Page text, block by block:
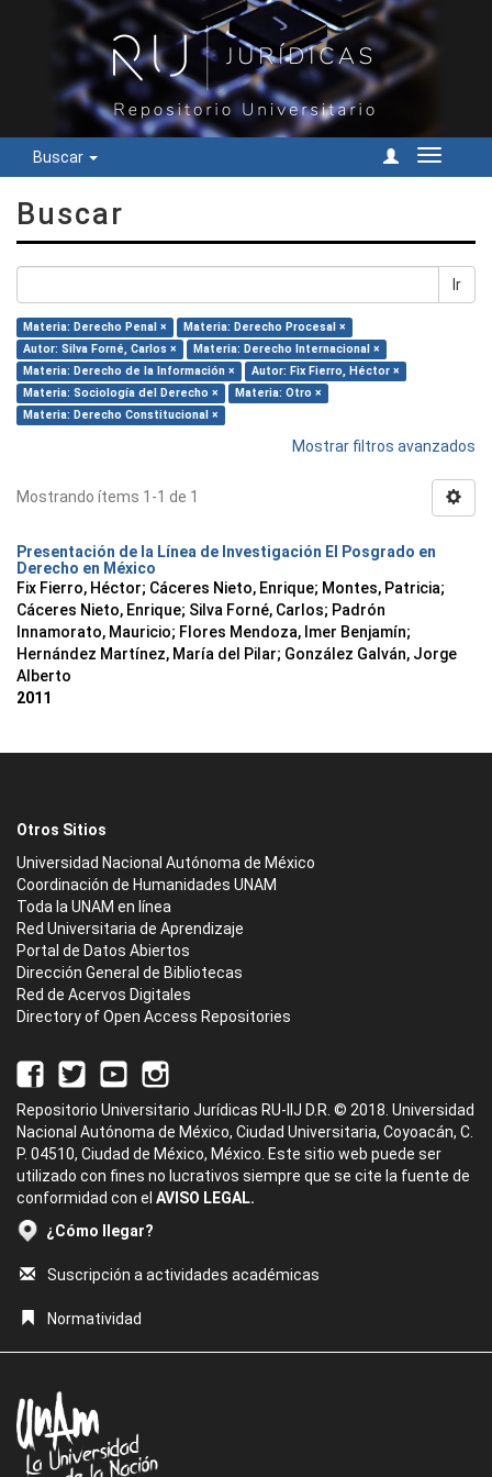
Buscar
Cambiar
Buscar
Ir
Materia: Derecho Penal ×
Materia: Derecho Procesal ×
Autor: Silva Forné, Carlos ×
Materia: Derecho Internacional ×
Materia: Derecho de la Información ×
Autor: Fix Fierro, Héctor ×
Materia: Sociología del Derecho ×
Materia: Otro ×
Materia: Derecho Constitucional ×
Mostrar filtros avanzados
Mostrando ítems 1-1 de 1
Presentación de la Línea de Investigación El Posgrado en
Derecho en México
Fix Fierro, Héctor; Cáceres Nieto, Enrique; Montes, Patricia;
Cáceres Nieto, Enrique; Silva Forné, Carlos; Padrón
Innamorato, Mauricio; Flores Mendoza, Imer Benjamín;
Hernández Martínez, María del Pilar; González Galván, Jorge
Alberto
2011
Otros Sitios
Universidad Nacional Autónoma de México
Coordinación de Humanidades UNAM
Toda la UNAM en línea
Red Universitaria de Aprendizaje
Portal de Datos Abiertos
Dirección General de Bibliotecas
Red de Acervos Digitales
Directory of Open Access Repositories
Repositorio Universitario Jurídicas RU-IIJ D.R. © 2018. Universidad
Nacional Autónoma de México, Ciudad Universitaria, Coyoacán, C.
P. 04510, Ciudad de México, México. Este sitio web puede ser
utilizado con fines no lucrativos siempre que se cite la fuente de
conformidad con el AVISO LEGAL.
¿Cómo llegar?
Suscripción a actividades académicas
Normatividad